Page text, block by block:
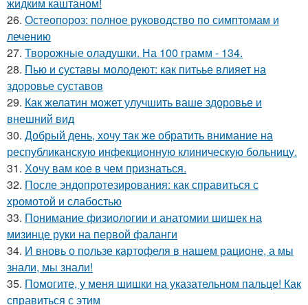
26. Остеопороз: полное руководство по симптомам и
лечению
27. Творожные оладушки. На 100 грамм - 134.
28. Пью и суставы молодеют: как питьье влияет на
здоровье суставов
29. Как желатин может улучшить ваше здоровье и
внешний вид
30. Добрый день, хочу так же обратить внимание на
республиканскую инфекционную клиническую больницу.
31. Хочу вам кое в чем признаться.
32. После эндопротезирования: как справиться с
хромотой и слабостью
33. Понимание физиологии и анатомии шишек на
мизинце руки на первой фаланги
34. И вновь о пользе картофеля в нашем рационе, а мы
знали, мы знали!
35. Помогите, у меня шишки на указательном пальце! Как
справиться с этим